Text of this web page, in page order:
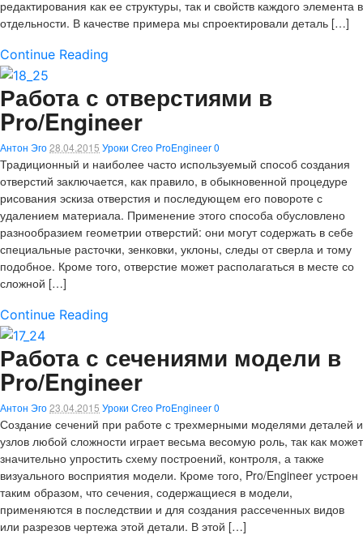
редактирования как ее структуры, так и свойств каждого элемента в
отдельности. В качестве примера мы спроектировали деталь […]
Continue Reading
Работа с отверстиями в
Pro/Engineer
Антон Эго28.04.2015 Уроки Creo ProEngineer0
Традиционный и наиболее часто используемый способ создания
отверстий заключается, как правило, в обыкновенной процедуре
рисования эскиза отверстия и последующем его повороте с
удалением материала. Применение этого способа обусловлено
разнообразием геометрии отверстий: они могут содержать в себе
специальные расточки, зенковки, уклоны, следы от сверла и тому
подобное. Кроме того, отверстие может располагаться в месте со
сложной […]
Continue Reading
Работа с сечениями модели в
Pro/Engineer
Антон Эго23.04.2015 Уроки Creo ProEngineer0
Создание сечений при работе с трехмерными моделями деталей и
узлов любой сложности играет весьма весомую роль, так как может
значительно упростить схему построений, контроля, а также
визуального восприятия модели. Кроме того, Pro/Engineer устроен
таким образом, что сечения, содержащиеся в модели,
применяются в последствии и для создания рассеченных видов
или разрезов чертежа этой детали. В этой […]